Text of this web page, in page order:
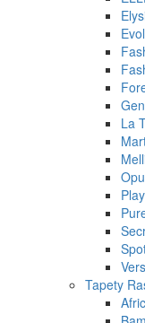
La
Tapety